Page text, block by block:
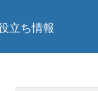
立ち情報